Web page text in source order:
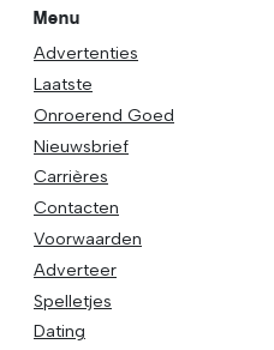
Menu
Advertenties
Laatste
Onroerend Goed
Nieuwsbrief
Carrières
Contacten
Voorwaarden
Adverteer
Spelletjes
Dating